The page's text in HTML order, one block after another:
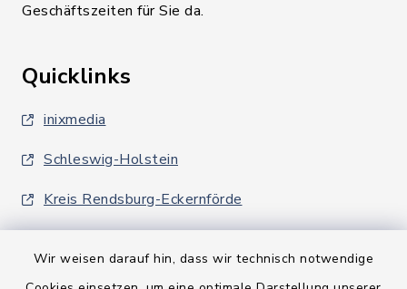
Wir weisen darauf hin, dass wir technisch notwendige
Geschäftszeiten für Sie da.
Quicklinks
inixmedia
Schleswig-Holstein
Kreis Rendsburg-Eckernförde